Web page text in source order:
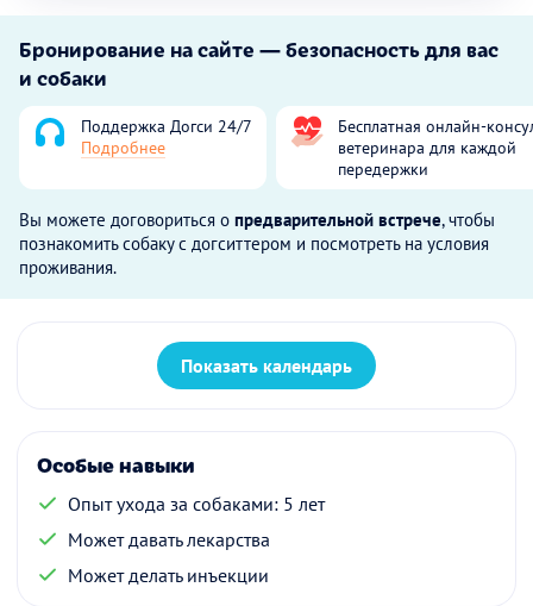
Бронирование на сайте — безопасность для вас
и собаки
Поддержка Догси 24/7
Подробнее
Бесплатная онлайн-
ветеринара для каждой
передержки
Вы можете договориться о предварительной встрече, чтобы
познакомить собаку с догситтером и посмотреть на условия
проживания.
Показать календарь
Особые навыки
Опыт ухода за собаками: 5 лет
Может давать лекарства
Может делать инъекции